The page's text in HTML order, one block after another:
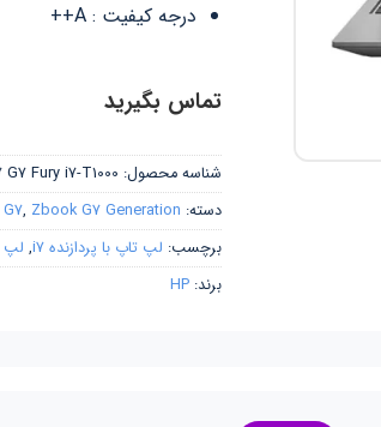
درجه کیفیت : A++
تماس بگیرید
شناسه محصول: Fury i7-T1000
دسته:
, Zbook G7 Generation
برچسب: لپ تاپ با پردازنده i7 , لپ
برند: HP